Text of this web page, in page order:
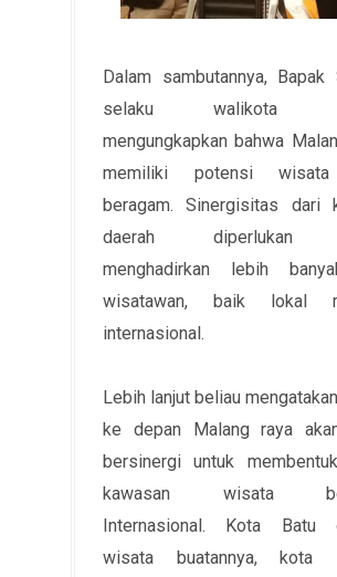
Dalam sambutannya, Bapak
selaku walikota
mengungkapkan bahwa
memiliki potensi
beragam. Sinergisitas dari
daerah diperlukan
menghadirkan lebih
wisatawan, baik lokal
internasional.
Lebih lanjut beliau
ke depan Malang raya
bersinergi untuk
kawasan wisata
Internasional. Kota Batu
wisata buatannya, kota